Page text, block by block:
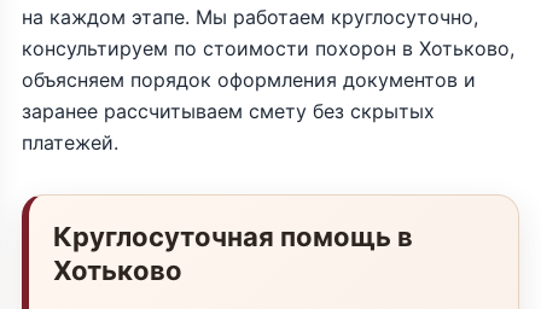
на каждом этапе. Мы работаем круглосуточно,
консультируем по стоимости похорон в Хотьково,
объясняем порядок оформления документов и
заранее рассчитываем смету без скрытых
платежей.
Круглосуточная помощь в
Хотьково